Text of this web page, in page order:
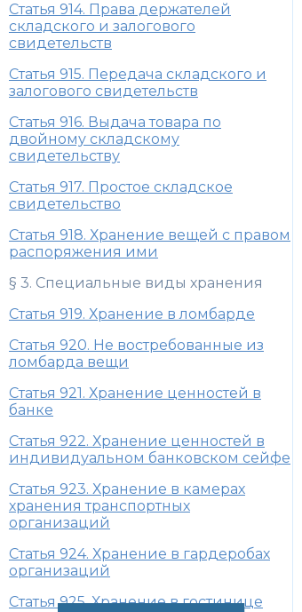
Статья 914. Права держателей
складского и залогового
свидетельств
Статья 915. Передача складского и
залогового свидетельств
Статья 916. Выдача товара по
двойному складскому
свидетельству
Статья 917. Простое складское
свидетельство
Статья 918. Хранение вещей с правом
распоряжения ими
§ 3. Специальные виды хранения
Статья 919. Хранение в ломбарде
Статья 920. Не востребованные из
ломбарда вещи
Статья 921. Хранение ценностей в
банке
Статья 922. Хранение ценностей в
индивидуальном банковском сейфе
Статья 923. Хранение в камерах
хранения транспортных
организаций
Статья 924. Хранение в гардеробах
организаций
Статья 925. Хранение в гостинице